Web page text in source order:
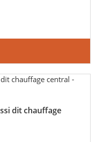
dit chauffage